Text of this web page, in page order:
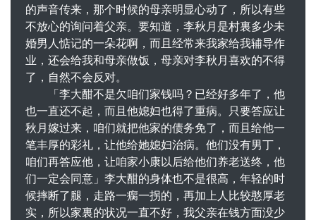
的声音传来，那个时候的母亲明显心动了，所以有些
不放心的询问着父亲。要知道，李秋月是村裏多少未
婚男人惦记的一朵花啊，而且经常来我家给我辅导作
业，还会给我和母亲做饭，母亲对李秋月喜欢的不得
了，自然不会反对。
「李大酣不是欠咱们家钱吗？已经好多年了，他
也一直还不起，而且他媳妇也得了重病。只要答应让
秋月嫁过来，咱们就把他家的债务免了，而且给他一
笔丰厚的彩礼，让他给她媳妇治病。他们没有男丁，
咱们再答应他，让咱家小康以后给他们养老送终，他
们一定会同意」李大酣的身体也不是很高，年轻的时
候摔断了腿，走路一瘸一拐的，再加上人比较憨厚老
实，所以家裏的状况一直不好，我父亲在钱方面没少